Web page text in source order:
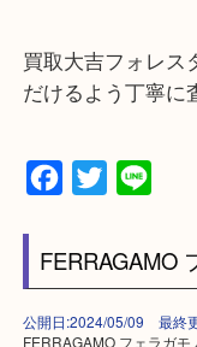
☆どんなご依頼
物を整理するケ
整理したいけど